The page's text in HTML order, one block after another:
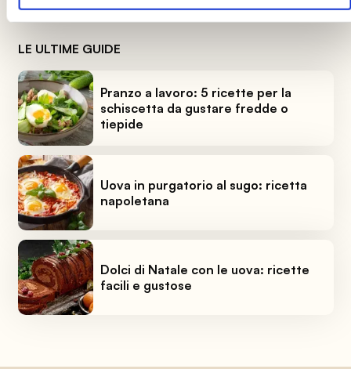
LE ULTIME GUIDE
Pranzo a lavoro: 5 ricette per la
schiscetta da gustare fredde o
tiepide
Uova in purgatorio al sugo: ricetta
napoletana
Dolci di Natale con le uova: ricette
facili e gustose